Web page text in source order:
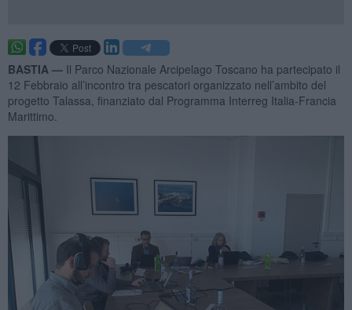
BASTIA — Il Parco Nazionale Arcipelago Toscano ha partecipato il
12 Febbraio all’incontro tra pescatori organizzato nell’ambito del
progetto Talassa, finanziato dal Programma Interreg Italia-Francia
Marittimo.